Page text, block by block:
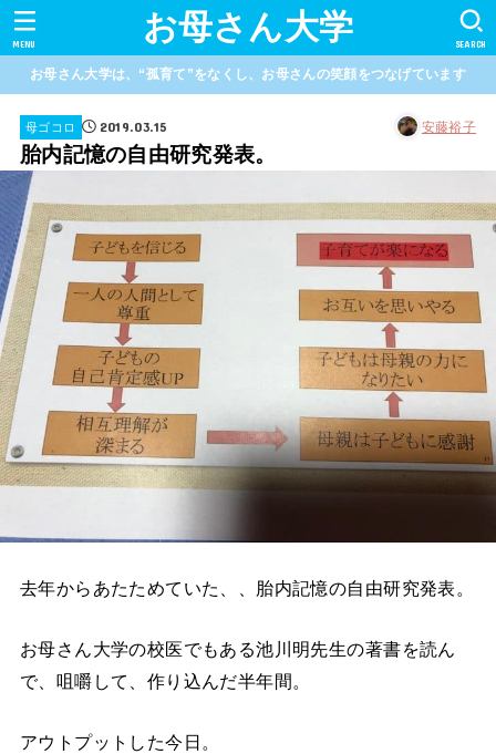
お母さん大学 SEARCH
MENU
お母さん大学は、“孤育て”をなくし、お母さんの笑顔をつなげています
母ゴコロ 2019.03.15 安藤裕子
胎内記憶の自由研究発表。
去年からあたためていた、、胎内記憶の自由研究発表。
お母さん大学の校医でもある池川明先生の著書を読ん
で、咀嚼して、作り込んだ半年間。
アウトプットした今日。